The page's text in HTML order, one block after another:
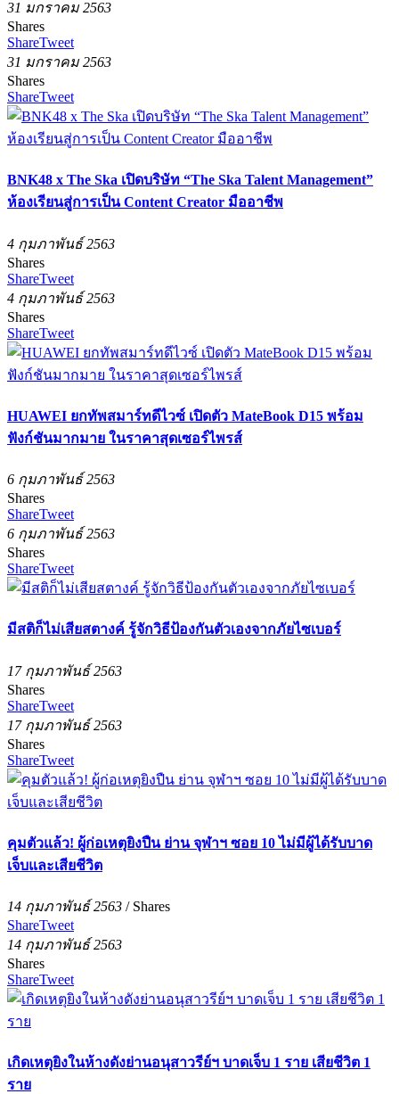
31 มกราคม 2563
Shares
ShareTweet
31 มกราคม 2563
Shares
ShareTweet
BNK48 x The Ska เปิดบริษัท “The Ska Talent Management”
ห้องเรียนสู่การเป็น Content Creator มืออาชีพ
4 กุมภาพันธ์ 2563
Shares
ShareTweet
4 กุมภาพันธ์ 2563
Shares
ShareTweet
HUAWEI ยกทัพสมาร์ทดีไวซ์ เปิดตัว MateBook D15 พร้อม
ฟังก์ชันมากมาย ในราคาสุดเซอร์ไพรส์
6 กุมภาพันธ์ 2563
Shares
ShareTweet
6 กุมภาพันธ์ 2563
Shares
ShareTweet
มีสติก็ไม่เสียสตางค์ รู้จักวิธีป้องกันตัวเองจากภัยไซเบอร์
17 กุมภาพันธ์ 2563
Shares
ShareTweet
17 กุมภาพันธ์ 2563
Shares
ShareTweet
คุมตัวแล้ว! ผู้ก่อเหตุยิงปืน ย่าน จุฬาฯ ซอย 10 ไม่มีผู้ได้รับบาด
เจ็บและเสียชีวิต
14 กุมภาพันธ์ 2563 / Shares
ShareTweet
14 กุมภาพันธ์ 2563
Shares
ShareTweet
เกิดเหตุยิงในห้างดังย่านอนุสาวรีย์ฯ บาดเจ็บ 1 ราย เสียชีวิต 1
ราย